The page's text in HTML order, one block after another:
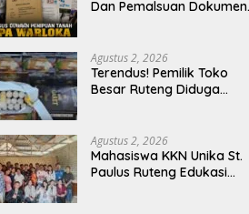
Dan Pemalsuan Dokumen
Gelar Perkara,
Penyelidikan Polres
Manggarai Barat
Agustus 2, 2026
Terendus! Pemilik Toko
Besar Ruteng Diduga
Flores
Agustus 2, 2026
Mahasiswa KKN Unika St.
Paulus Ruteng Edukasi